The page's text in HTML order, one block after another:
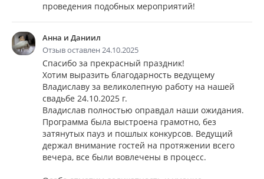
проведения подобных мероприятий!
Анна и Даниил
Отзыв оставлен 24.10.2025
Спасибо за прекрасный праздник!
Хотим выразить благодарность ведущему
Владиславу за великолепную работу на нашей
свадьбе 24.10.2025 г.
Владислав полностью оправдал наши ожидания.
Программа была выстроена грамотно, без
затянутых пауз и пошлых конкурсов. Ведущий
держал внимание гостей на протяжении всего
вечера, все были вовлечены в процесс.